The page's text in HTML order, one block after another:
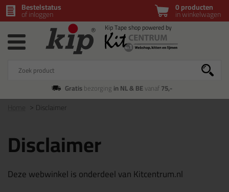
0 producten
in winkelwagen
Bestelstatus
of inloggen
Gratisbezorging in NL & BEvanaf75,-
Disclaimer
Disclaimer
Deze webwinkel is onderdeel van Kitcentrum.nl